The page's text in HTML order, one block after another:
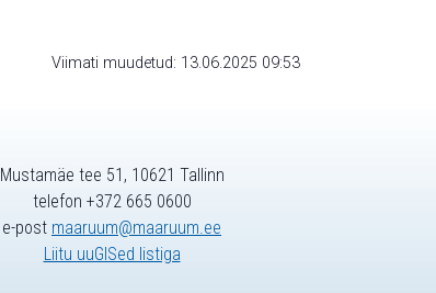
Viimati muudetud: 13.06.2025 09:53
Mustamäe tee 51, 10621 Tallinn
telefon +372 665 0600
e-post maaruum@maaruum.ee
Liitu uuGISed listiga